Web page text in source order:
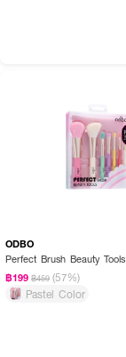
ODBO
Perfect Brush Beauty Tools
฿199 ฿459 (57%)
Pastel Color